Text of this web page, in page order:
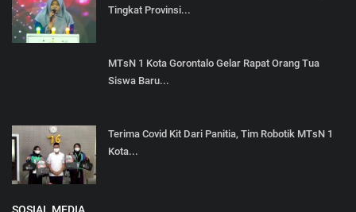
Tingkat Provinsi...
MTsN 1 Kota Gorontalo Gelar Rapat Orang Tua
Siswa Baru...
Terima Covid Kit Dari Panitia, Tim Robotik MTsN 1
Kota...